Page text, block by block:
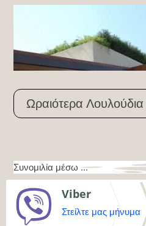
Ωραιότερα
Συνομιλία μέσω ...
 Viber
Στείλτε μας μήνυμα